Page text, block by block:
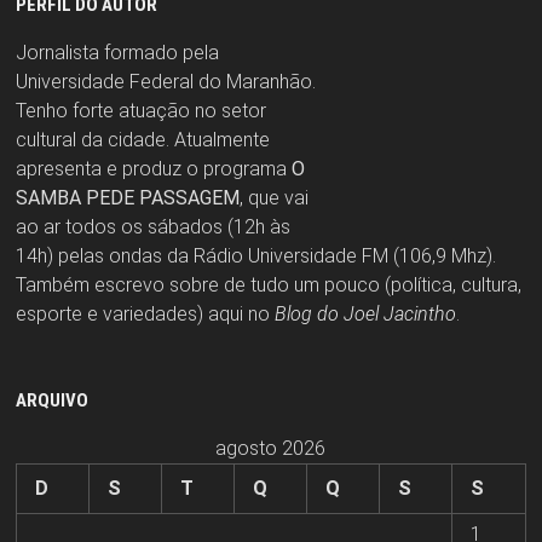
PERFIL DO AUTOR
Jornalista formado pela
Universidade Federal do Maranhão.
Tenho forte atuação no setor
cultural da cidade. Atualmente
apresenta e produz o programa O
SAMBA PEDE PASSAGEM, que vai
ao ar todos os sábados (12h às
14h) pelas ondas da Rádio Universidade FM (106,9 Mhz).
Também escrevo sobre de tudo um pouco (política, cultura,
esporte e variedades) aqui no Blog do Joel Jacintho.
ARQUIVO
agosto 2026
D
S T Q Q S
S
1